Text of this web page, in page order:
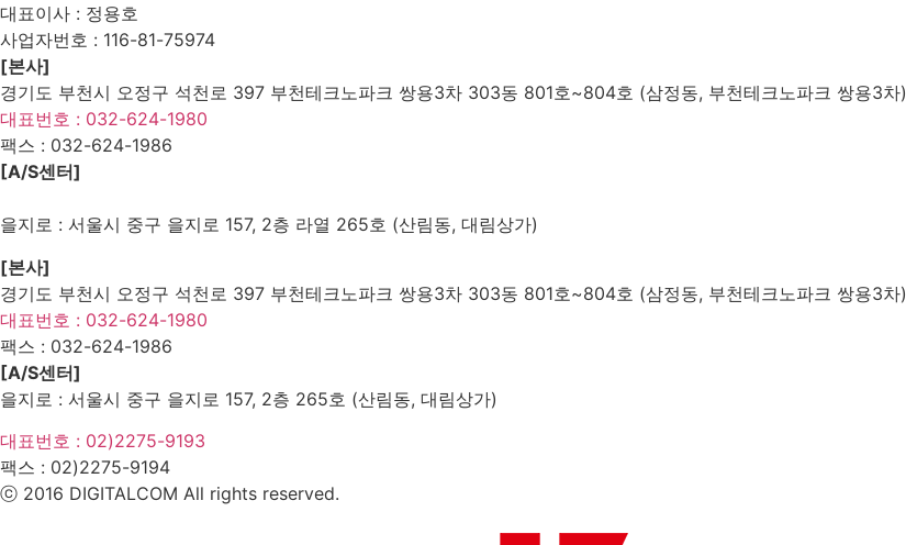
대표이사 : 정용호
사업자번호 : 116-81-75974
[본사]
경기도 부천시 오정구 석천로 397 부천테크노파크 쌍용3차 303동 801호~804호 (삼정동, 부천테크노파크 쌍용3차)
대표번호 : 032-624-1980
팩스 : 032-624-1986
[A/S센터]
을지로 : 서울시 중구 을지로 157, 2층 라열 265호 (산림동, 대림상가)
[본사]
경기도 부천시 오정구 석천로 397 부천테크노파크 쌍용3차 303동 801호~804호 (삼정동, 부천테크노파크 쌍용3차)
대표번호 : 032-624-1980
팩스 : 032-624-1986
[A/S센터]
을지로 : 서울시 중구 을지로 157, 2층 265호 (산림동, 대림상가)
대표번호 : 02)2275-9193
팩스 : 02)2275-9194​
ⓒ 2016 DIGITALCOM All rights reserved.